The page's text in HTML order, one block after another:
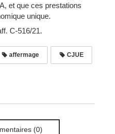
et que ces prestations
unique.
C-516/21.
affermage CJUE
(0)